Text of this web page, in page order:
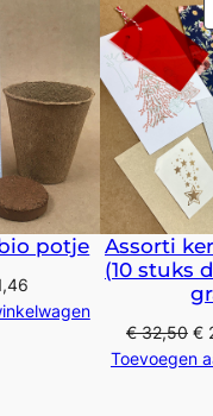
potje
Assorti
(10 stuks
€32,50 €
Toevoegen